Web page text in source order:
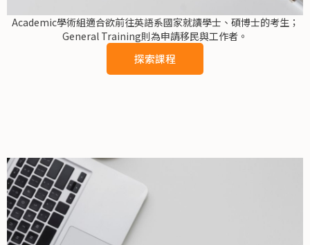
Academic學術組適合欲前往英語系國家就讀學士、碩博士的考生；
General Training則為申請移民與工作者。
探索課程